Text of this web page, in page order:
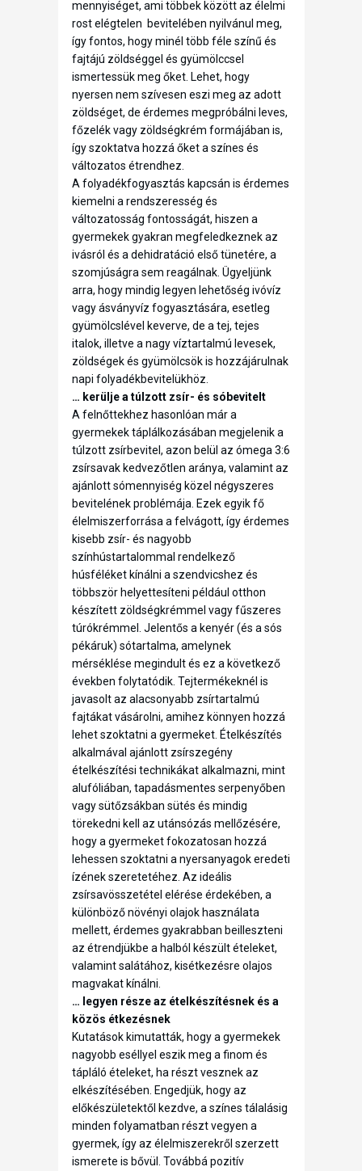
mennyiséget, ami többek között az élelmi
rost elégtelen bevitelében nyilvánul meg,
így fontos, hogy minél több féle színű és
fajtájú zöldséggel és gyümölccsel
ismertessük meg őket. Lehet, hogy
nyersen nem szívesen eszi meg az adott
zöldséget, de érdemes megpróbálni leves,
főzelék vagy zöldségkrém formájában is,
így szoktatva hozzá őket a színes és
változatos étrendhez.
A folyadékfogyasztás kapcsán is érdemes
kiemelni a rendszeresség és
változatosság fontosságát, hiszen a
gyermekek gyakran megfeledkeznek az
ivásról és a dehidratáció első tünetére, a
szomjúságra sem reagálnak. Ügyeljünk
arra, hogy mindig legyen lehetőség ivóvíz
vagy ásványvíz fogyasztására, esetleg
gyümölcslével keverve, de a tej, tejes
italok, illetve a nagy víztartalmú levesek,
zöldségek és gyümölcsök is hozzájárulnak
napi folyadékbevitelükhöz.
… kerülje a túlzott zsír- és sóbevitelt
A felnőttekhez hasonlóan már a
gyermekek táplálkozásában megjelenik a
túlzott zsírbevitel, azon belül az ómega 3:6
zsírsavak kedvezőtlen aránya, valamint az
ajánlott sómennyiség közel négyszeres
bevitelének problémája. Ezek egyik fő
élelmiszerforrása a felvágott, így érdemes
kisebb zsír- és nagyobb
színhústartalommal rendelkező
húsféléket kínálni a szendvicshez és
többször helyettesíteni például otthon
készített zöldségkrémmel vagy fűszeres
túrókrémmel. Jelentős a kenyér (és a sós
pékáruk) sótartalma, amelynek
mérséklése megindult és ez a következő
években folytatódik. Tejtermékeknél is
javasolt az alacsonyabb zsírtartalmú
fajtákat vásárolni, amihez könnyen hozzá
lehet szoktatni a gyermeket. Ételkészítés
alkalmával ajánlott zsírszegény
ételkészítési technikákat alkalmazni, mint
alufóliában, tapadásmentes serpenyőben
vagy sütőzsákban sütés és mindig
törekedni kell az utánsózás mellőzésére,
hogy a gyermeket fokozatosan hozzá
lehessen szoktatni a nyersanyagok eredeti
ízének szeretetéhez. Az ideális
zsírsavösszetétel elérése érdekében, a
különböző növényi olajok használata
mellett, érdemes gyakrabban beilleszteni
az étrendjükbe a halból készült ételeket,
valamint salátához, kisétkezésre olajos
magvakat kínálni.
… legyen része az ételkészítésnek és a
közös étkezésnek
Kutatások kimutatták, hogy a gyermekek
nagyobb eséllyel eszik meg a finom és
tápláló ételeket, ha részt vesznek az
elkészítésében. Engedjük, hogy az
előkészületektől kezdve, a színes tálalásig
minden folyamatban részt vegyen a
gyermek, így az élelmiszerekről szerzett
ismerete is bővül. Továbbá pozitív